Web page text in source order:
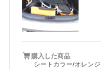
まだわかりませんが
思います。
購入した商品
シートカラー/オレンジ